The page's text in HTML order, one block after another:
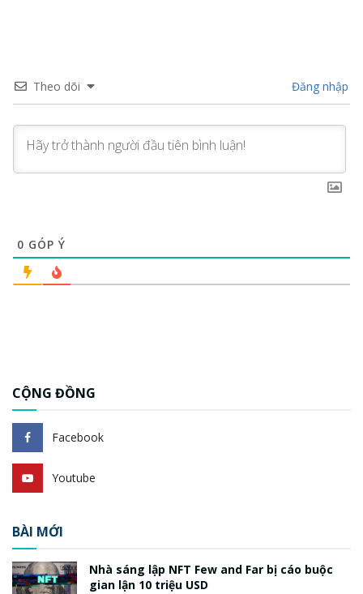
Theo dõi Đăng nhập
0 GÓP Ý
CỘNG ĐỒNG
Facebook
Youtube
BÀI MỚI
Nhà sáng lập NFT Few and Far bị cáo buộc
gian lận 10 triệu USD